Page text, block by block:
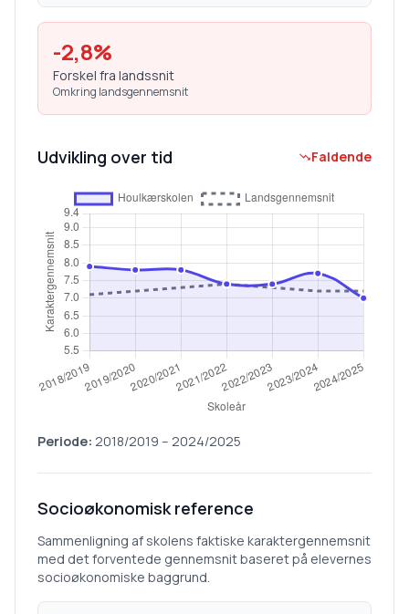
-2,8%
Forskel fra landssnit
Omkring landsgennemsnit
Udvikling over tid Faldende
Periode: 2018/2019 – 2024/2025
Socioøkonomisk reference
Sammenligning af skolens faktiske karaktergennemsnit
med det forventede gennemsnit baseret på elevernes
socioøkonomiske baggrund.